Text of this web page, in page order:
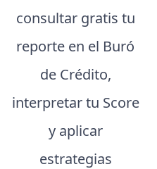
consultar gratis tu
reporte en el Buró
de Crédito,
interpretar tu Score
y aplicar
estrategias